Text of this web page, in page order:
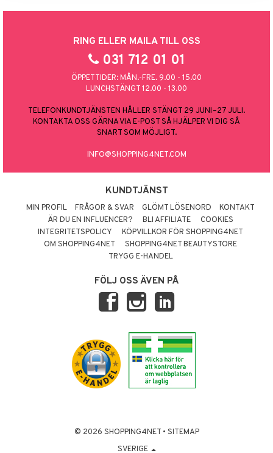
RING ELLER MAILA TILL OSS
031 712 01 01
ÖPPETTIDER: MÅN.-FRE. 9.00 - 15.00
LUNCHSTÄNGT 12.00 - 13.00
TELEFONKUNDTJÄNSTEN HÅLLER STÄNGT 29 JUNI–27 JULI.
KONTAKTA OSS GÄRNA VIA E-POST SÅ HJÄLPER VI DIG SÅ
SNART SOM MÖJLIGT.
INFO@SHOPPING4NET.COM
KUNDTJÄNST
MIN PROFIL FRÅGOR & SVAR GLÖMT LÖSENORD
KONTAKT
ÄR DU EN INFLUENCER?
BLI AFFILIATE
COOKIES
INTEGRITETSPOLICY
KÖPVILLKOR FÖR SHOPPING4NET
OM SHOPPING4NET
SHOPPING4NET BEAUTYSTORE
TRYGG E-HANDEL
FÖLJ OSS ÄVEN PÅ
© 2026 SHOPPING4NET • SITEMAP
SVERIGE